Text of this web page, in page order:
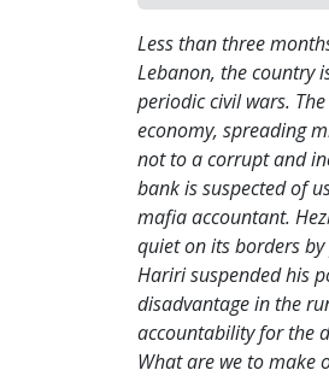
Less than three
Lebanon, the country
periodic civil wars.
economy, spreading
not to a corrupt and
bank is suspected of
mafia accountant.
quiet on its borders by
Hariri suspended his
disadvantage in the
accountability for the
What are we to make